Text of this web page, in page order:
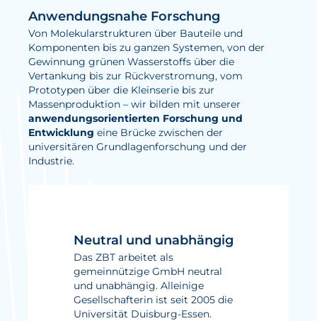
Beratung und Studien
Modellierung & Simulation
Karriere
Offene Stellen
Weiterentwicklung
Vorteile für Mitarbeiter:innen
Veranstaltungen
Publikationen
Awards und Auszeichnungen
Anwendungsnahe Forschung
Von Molekularstrukturen über Bauteile und
Komponenten bis zu ganzen Systemen, von der
Gewinnung grünen Wasserstoffs über die
Vertankung bis zur Rückverstromung, vom
Prototypen über die Kleinserie bis zur
Massenproduktion – wir bilden mit unserer
anwendungsorientierten Forschung und
Entwicklung eine Brücke zwischen der
universitären Grundlagenforschung und der
Industrie.
Neutral und unabhängig
Das ZBT arbeitet als
gemeinnützige GmbH neutral
und unabhängig. Alleinige
Gesellschafterin ist seit 2005 die
Universität Duisburg-Essen.